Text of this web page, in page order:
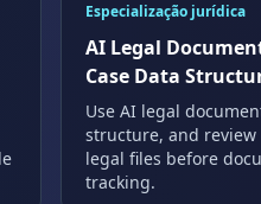
Especialização jurídica
AI Legal
Case Data
Use AI legal
structure, and
legal files before
tracking.